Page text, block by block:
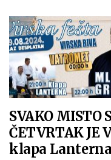
SVAKO MISTO
ČETVRTAK JE
klapa